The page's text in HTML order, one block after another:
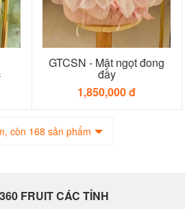
GTCSN - Mật ngọt đong
đầy
1,850,000 đ
còn 168 sản phẩm
FRUIT CÁC TỈNH